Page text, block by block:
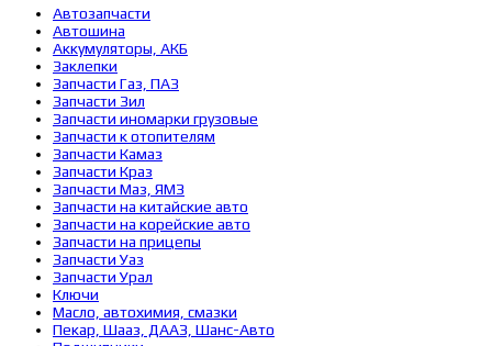
Автозапчасти
Автошина
Аккумуляторы, АКБ
Заклепки
Запчасти Газ, ПАЗ
Запчасти Зил
Запчасти иномарки грузовые
Запчасти к отопителям
Запчасти Камаз
Запчасти Краз
Запчасти Маз, ЯМЗ
Запчасти на китайские авто
Запчасти на корейские авто
Запчасти на прицепы
Запчасти Уаз
Запчасти Урал
Ключи
Масло, автохимия, смазки
Пекар, Шааз, ДААЗ, Шанс-Авто